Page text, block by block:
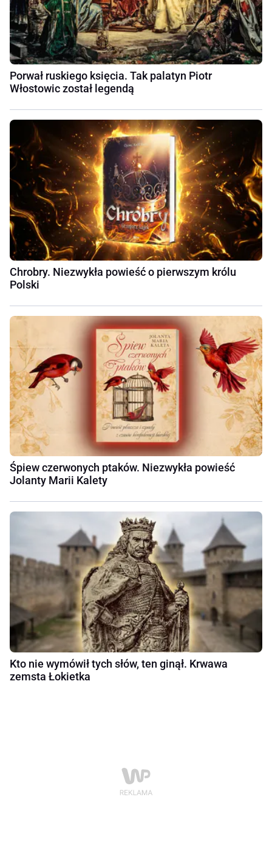
Porwał ruskiego księcia. Tak palatyn Piotr
Włostowic został legendą
Chrobry. Niezwykła powieść o pierwszym królu
Polski
Śpiew czerwonych ptaków. Niezwykła powieść
Jolanty Marii Kalety
Kto nie wymówił tych słów, ten ginął. Krwawa
zemsta Łokietka